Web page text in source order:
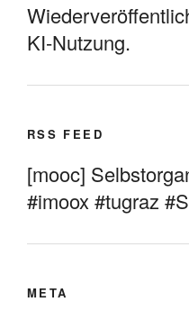
KI-Nutzung.
RSS FEED
[mooc]
#imoox #tugraz
META